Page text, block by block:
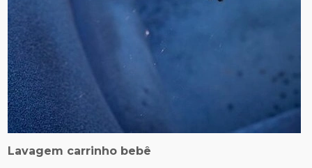
Lavagem carrinho bebê